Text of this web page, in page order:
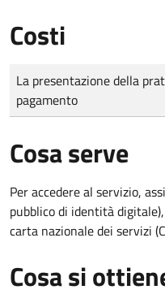
Costi
Tipo di pagamento
Importo
La presentazione della
pagamento
Cosa serve
Per accedere al servizio,
pubblico di identità
carta nazionale dei servizi
Cosa si